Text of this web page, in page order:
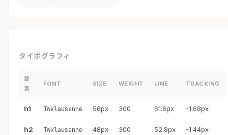
タイポグラフィ
要
素
FONT SIZE WEIGHT LINE TRACKING
h1 Twklausanne 56px 300 61.6px -1.68px
h2 Twklausanne 48px 300 52.8px -1.44px